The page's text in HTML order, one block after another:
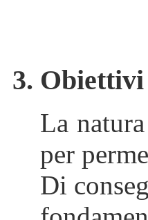
3.
La
per
Di